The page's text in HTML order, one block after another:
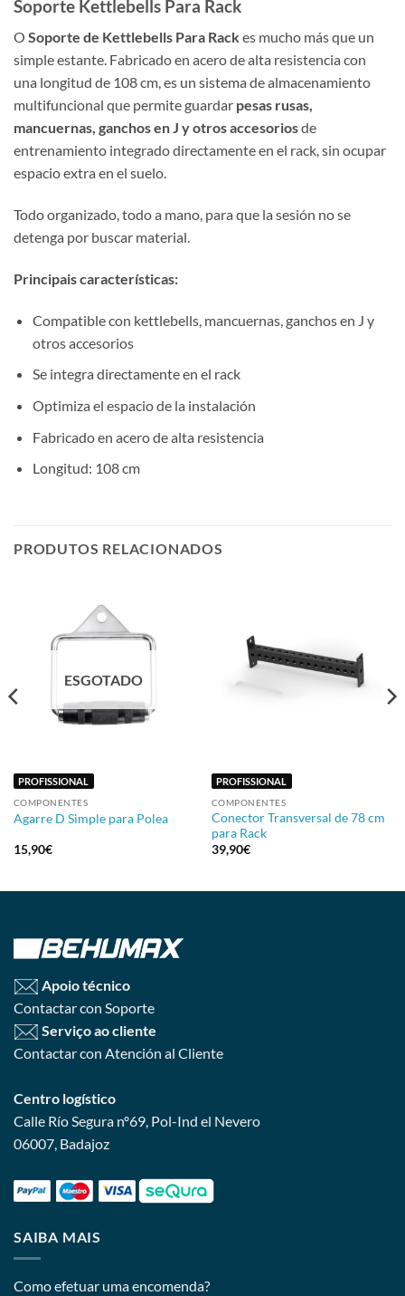
Soporte Kettlebells Para Rack
O Soporte de Kettlebells Para Rackes mucho más que un
simple estante. Fabricado en acero de alta resistencia con
una longitud de 108 cm, es un sistema de almacenamiento
multifuncional que permite guardar pesas rusas,
mancuernas, ganchos en J y otros accesoriosde
entrenamiento integrado directamente en el rack, sin ocupar
espacio extra en el suelo.
Todo organizado, todo a mano, para que la sesión no se
detenga por buscar material.
Principais características:
Compatible con kettlebells, mancuernas, ganchos en J y
otros accesorios
Se integra directamente en el rack
Optimiza el espacio de la instalación
Fabricado en acero de alta resistencia
Longitud: 108 cm
PRODUTOS RELACIONADOS
ESGOTADO
PROFISSIONAL
COMPONENTES
Agarre D Simple para Polea
15,90€
PROFISSIONAL
COMPONENTES
Conector Transversal de 78 cm
para Rack
39,90€
Apoio técnico
Contactar con Soporte
Serviço ao cliente
Contactar con Atención al Cliente
Centro logístico
Calle Río Segura nº69, Pol-Ind el Nevero
06007, Badajoz
SAIBA MAIS
Como efetuar uma encomenda?